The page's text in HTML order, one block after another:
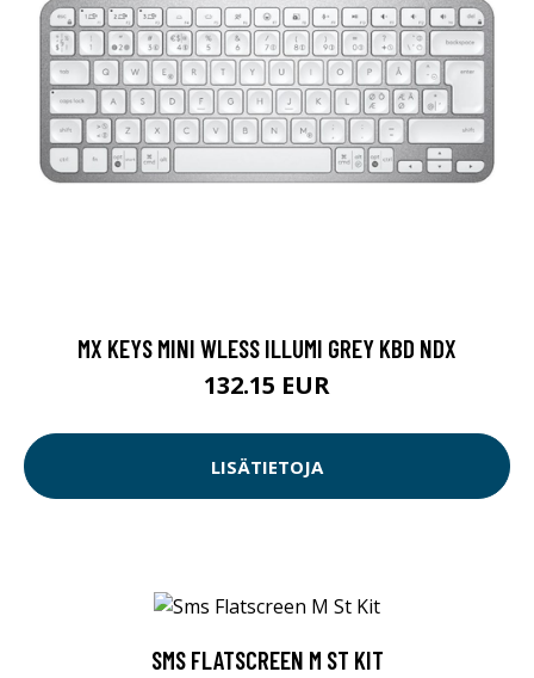
MX KEYS MINI WLESS ILLUMI GREY KBD NDX
132.15 EUR
LISÄTIETOJA
SMS FLATSCREEN M ST KIT